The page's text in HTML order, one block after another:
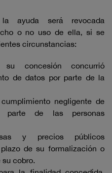
ayuda será revocada
o no uso de ella, si se
circunstancias:
concesión concurrió
de datos por parte de la
negligente de
parte de las personas
y precios públicos
de su formalización o
su cobro.